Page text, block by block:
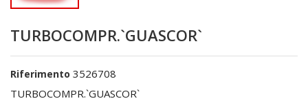
TURBOCOMPR.`GUASCOR`
Riferimento 3526708
TURBOCOMPR.`GUASCOR`